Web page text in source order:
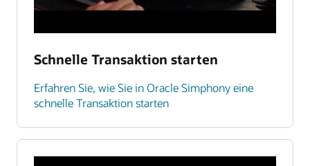
Schnelle Transaktion starten
Erfahren Sie, wie Sie in Oracle Simphony eine
schnelle Transaktion starten